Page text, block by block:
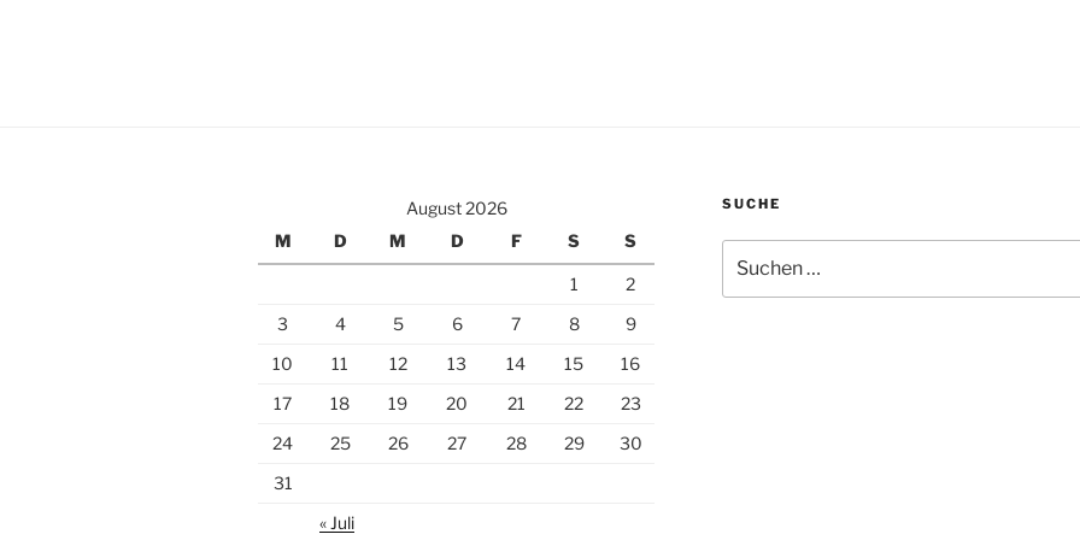
August 2026
M
D M D F S S
1
2
3
4 5 6 7 8
9
10
11 12 13 14 15
16
17
18 19 20 21 22
23
24
25 26 27 28 29
30
31
« Juli
SUCHE
nach: